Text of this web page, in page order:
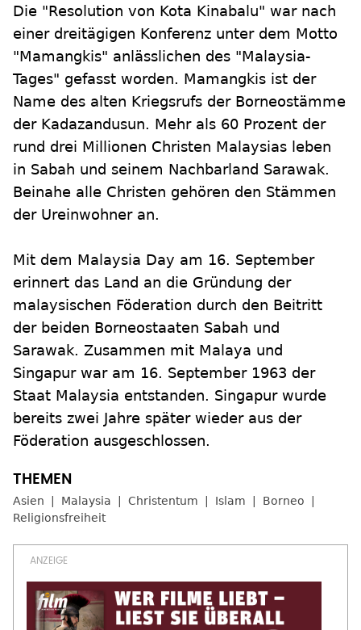
Die "Resolution von Kota Kinabalu" war nach
einer dreitägigen Konferenz unter dem Motto
"Mamangkis" anlässlichen des "Malaysia-
Tages" gefasst worden. Mamangkis ist der
Name des alten Kriegsrufs der Borneostämme
der Kadazandusun. Mehr als 60 Prozent der
rund drei Millionen Christen Malaysias leben
in Sabah und seinem Nachbarland Sarawak.
Beinahe alle Christen gehören den Stämmen
der Ureinwohner an.
Mit dem Malaysia Day am 16. September
erinnert das Land an die Gründung der
malaysischen Föderation durch den Beitritt
der beiden Borneostaaten Sabah und
Sarawak. Zusammen mit Malaya und
Singapur war am 16. September 1963 der
Staat Malaysia entstanden. Singapur wurde
bereits zwei Jahre später wieder aus der
Föderation ausgeschlossen.
Asien Malaysia Christentum Islam
Borneo
Religionsfreiheit